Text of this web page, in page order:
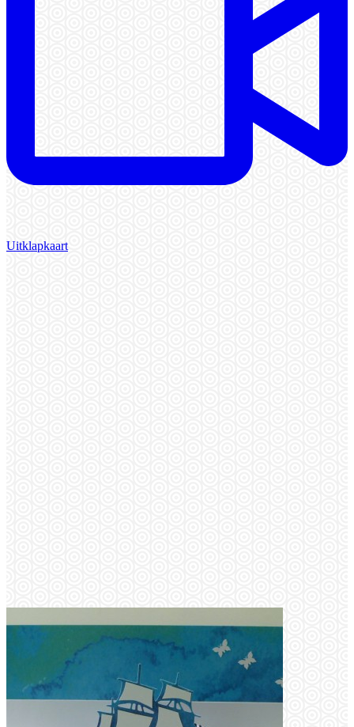
Uitklapkaart